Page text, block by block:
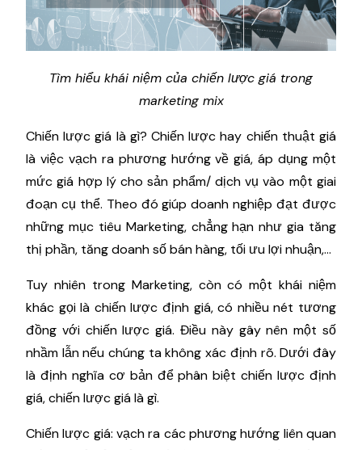
Tìm hiểu khái niệm của chiến lược giá trong
marketing mix
Chiến lược giá là gì? Chiến lược hay chiến thuật giá
là việc vạch ra phương hướng về giá, áp dụng một
mức giá hợp lý cho sản phẩm/ dịch vụ vào một giai
đoạn cụ thể. Theo đó giúp doanh nghiệp đạt được
những mục tiêu Marketing, chẳng hạn như gia tăng
thị phần, tăng doanh số bán hàng, tối ưu lợi nhuận,...
Tuy nhiên trong Marketing, còn có một khái niệm
khác gọi là chiến lược định giá, có nhiều nét tương
đồng với chiến lược giá. Điều này gây nên một số
nhầm lẫn nếu chúng ta không xác định rõ. Dưới đây
là định nghĩa cơ bản để phân biệt chiến lược định
giá, chiến lược giá là gì.
Chiến lược giá: vạch ra các phương hướng liên quan